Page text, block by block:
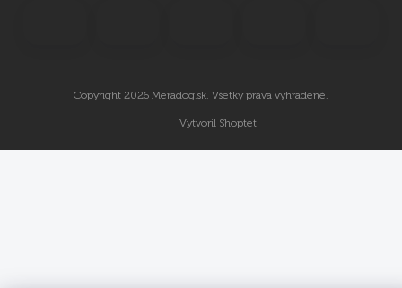
Vytvoril Shoptet
Copyright 2026 Meradog.sk. Všetky práva vyhradené.